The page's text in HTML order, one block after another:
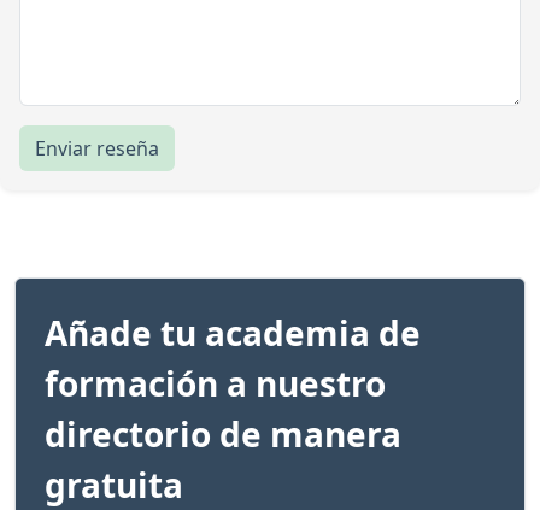
Enviar reseña
Añade tu academia de
formación a nuestro
directorio de manera
gratuita